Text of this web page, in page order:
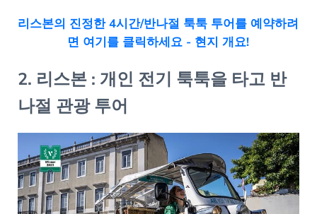
리스본의 진정한 4시간/반나절 툭툭 투어를 예약하려
면 여기를 클릭하세요 - 현지 개요!
2. 리스본 : 개인 전기 툭툭을 타고 반
나절 관광 투어